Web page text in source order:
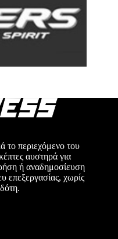
το περιεχόμενο του
αυστηρά για
ή αναδημοσίευση
επεξεργασίας, χωρίς